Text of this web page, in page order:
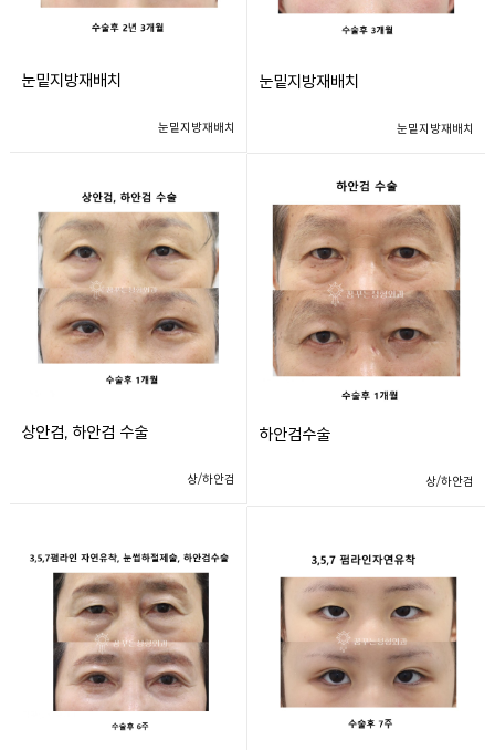
눈밑지방재배치
눈밑지방재배치
눈밑지방재배치
눈밑지방재배치
상안검, 하안검 수술
상/하안검
하안검수술
상/하안검